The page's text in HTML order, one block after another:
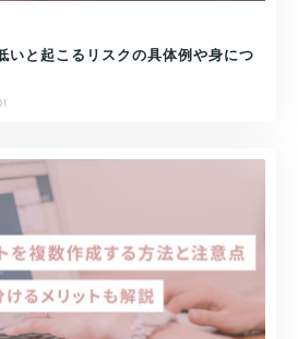
いと起こるリスクの具体例や身につ